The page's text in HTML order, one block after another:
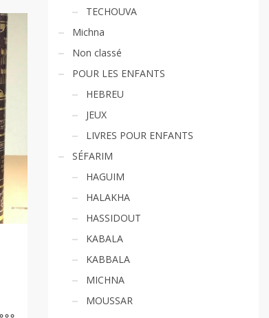
TECHOUVA
Michna
Non classé
POUR LES ENFANTS
HEBREU
JEUX
LIVRES POUR ENFANTS
SÉFARIM
HAGUIM
HALAKHA
HASSIDOUT
KABALA
KABBALA
MICHNA
MOUSSAR